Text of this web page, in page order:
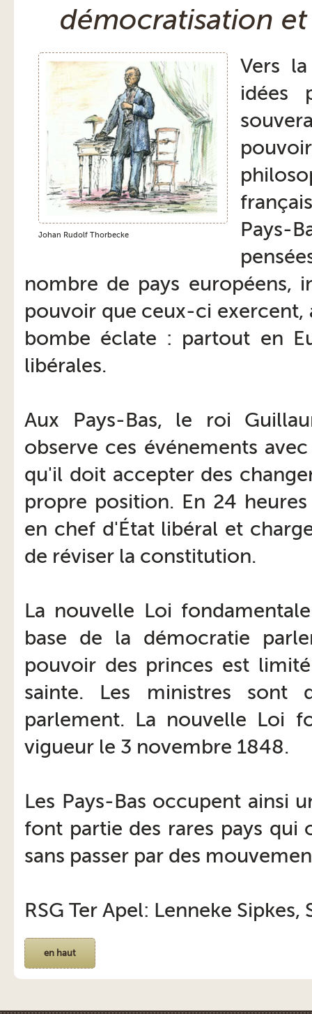
démocratisation
Johan Rudolf Thorbecke
Vers
idées
Pays-
nombre de pays européens,
pouvoir que ceux-ci exercent,
bombe éclate : partout en
libérales.
Aux Pays-Bas, le roi
observe ces événements
qu'il doit accepter des
propre position. En 24
en chef d'État libéral et
de réviser la constitution.
La nouvelle Loi
base de la démocratie
pouvoir des princes est
sainte. Les ministres sont
parlement. La nouvelle Loi
vigueur le 3 novembre 1848.
Les Pays-Bas occupent ainsi
font partie des rares pays qui
sans passer par des
RSG Ter Apel: Lenneke Sipkes,
en haut